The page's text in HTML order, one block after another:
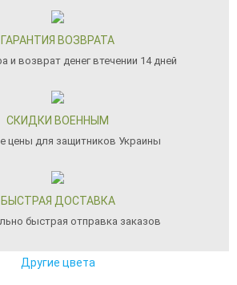
ГАРАНТИЯ ВОЗВРАТА
и возврат денег втечении 14 дней
СКИДКИ ВОЕННЫМ
цены для защитников Украины
БЫСТРАЯ ДОСТАВКА
быстрая отправка заказов
Другие цвета